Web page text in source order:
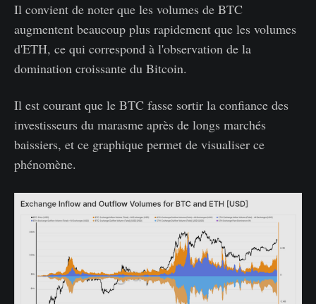
Il convient de noter que les volumes de BTC
augmentent beaucoup plus rapidement que les volumes
d'ETH, ce qui correspond à l'observation de la
domination croissante du Bitcoin.
Il est courant que le BTC fasse sortir la confiance des
investisseurs du marasme après de longs marchés
baissiers, et ce graphique permet de visualiser ce
phénomène.